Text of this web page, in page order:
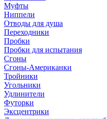
Муфты
Ниппели
Отводы для душа
Переходники
Пробки
Пробки для испытания
Сгоны
Сгоны-Американки
Тройники
Угольники
Удлинители
Футорки
Эксцентрики